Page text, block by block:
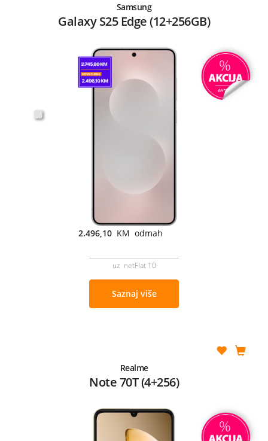
Samsung
Galaxy S25 Edge (12+256GB)
2.496,10 KM odmah
uz netFlat 10
Saznaj više
Realme
Note 70T (4+256)